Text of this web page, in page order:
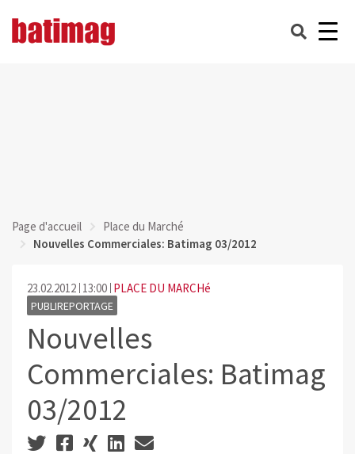
Page d'accueil
Place du Marché
Nouvelles Commerciales: Batimag 03/2012
23.02.2012 13:00 PLACE DU MARCHé
PUBLIREPORTAGE
Nouvelles
Commerciales: Batimag
03/2012